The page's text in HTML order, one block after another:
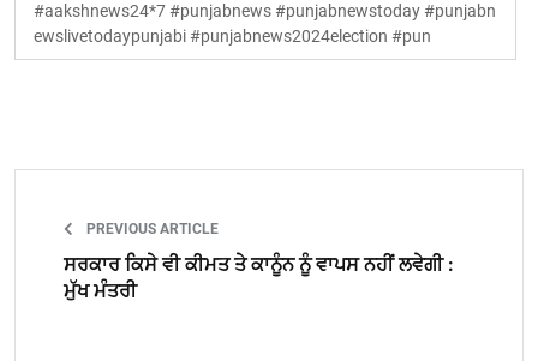
#aakshnews24*7 #punjabnews #punjabnewstoday #punjabn
ewslivetodaypunjabi #punjabnews2024election #pun
PREVIOUS ARTICLE
ਸਰਕਾਰ ਕਿਸੇ ਵੀ ਕੀਮਤ ਤੇ ਕਾਨੂੰਨ ਨੂੰ ਵਾਪਸ ਨਹੀਂ ਲਵੇਗੀ :
ਮੁੱਖ ਮੰਤਰੀ